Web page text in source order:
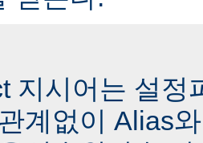
지시어는 설정
계없이 Alias